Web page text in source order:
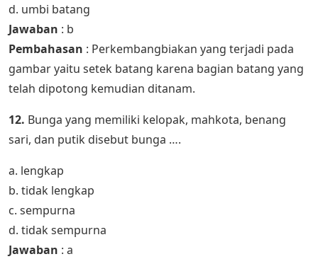
d. umbi batang
Jawaban : b
Pembahasan : Perkembangbiakan yang terjadi pada
gambar yaitu setek batang karena bagian batang yang
telah dipotong kemudian ditanam.
12. Bunga yang memiliki kelopak, mahkota, benang
sari, dan putik disebut bunga ….
a. lengkap
b. tidak lengkap
c. sempurna
d. tidak sempurna
Jawaban : a